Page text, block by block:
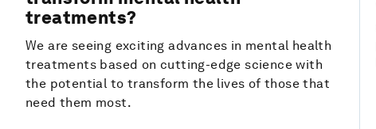
treatments?
We are seeing exciting advances in mental health
treatments based on cutting-edge science with
the potential to transform the lives of those that
need them most.